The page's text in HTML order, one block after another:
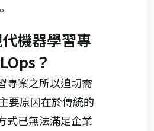
機器學習專
？
專案之所以迫切需
要原因在於傳統的
式已無法滿足企業